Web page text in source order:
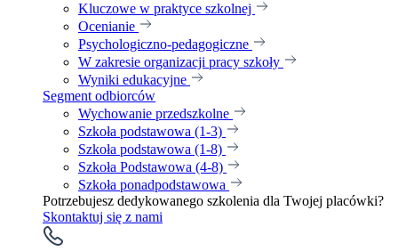
Kluczowe w praktyce szkolnej
Ocenianie
Psychologiczno-pedagogiczne
W zakresie organizacji pracy szkoły
Wyniki edukacyjne
Segment odbiorców
Wychowanie przedszkolne
Szkoła podstawowa (1-3)
Szkoła podstawowa (1-8)
Szkoła Podstawowa (4-8)
Szkoła ponadpodstawowa
Potrzebujesz dedykowanego szkolenia dla Twojej placówki?
Skontaktuj się z nami